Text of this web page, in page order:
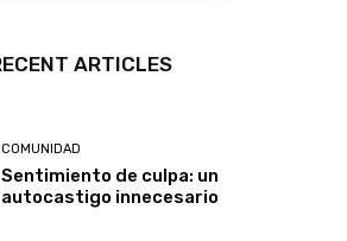
Sentimiento de culpa: un
autocastigo innecesario